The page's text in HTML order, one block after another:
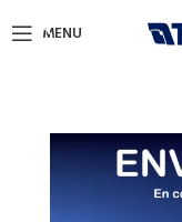
MENU